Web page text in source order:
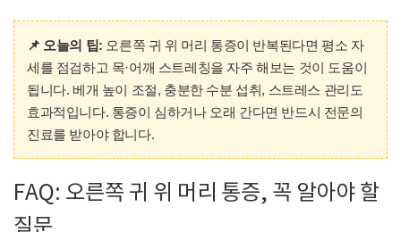
📌 오늘의 팁: 오른쪽 귀 위 머리 통증이 반복된다면 평소 자
세를 점검하고 목·어깨 스트레칭을 자주 해보는 것이 도움이
됩니다. 베개 높이 조절, 충분한 수분 섭취, 스트레스 관리도
효과적입니다. 통증이 심하거나 오래 간다면 반드시 전문의
진료를 받아야 합니다.
FAQ: 오른쪽 귀 위 머리 통증, 꼭 알아야 할